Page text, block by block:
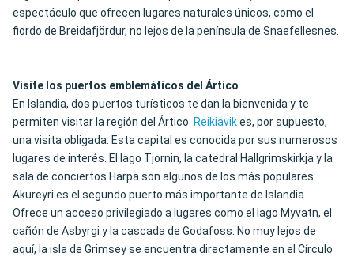
espectáculo que ofrecen lugares naturales únicos, como el
fiordo de Breidafjördur, no lejos de la península de Snaefellesnes.
Visite los puertos emblemáticos del Ártico
En Islandia, dos puertos turísticos te dan la bienvenida y te
permiten visitar la región del Ártico. Reikiavikes, por supuesto,
una visita obligada. Esta capital es conocida por sus numerosos
lugares de interés. El lago Tjornin, la catedral Hallgrimskirkja y la
sala de conciertos Harpa son algunos de los más populares.
Akureyri es el segundo puerto más importante de Islandia.
Ofrece un acceso privilegiado a lugares como el lago Myvatn, el
cañón de Asbyrgi y la cascada de Godafoss. No muy lejos de
aquí, la isla de Grimsey se encuentra directamente en el Círculo